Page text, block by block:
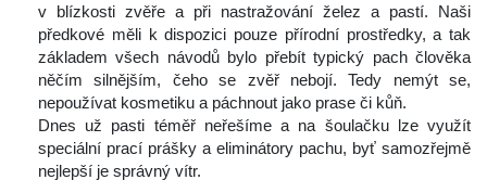
v blízkosti zvěře a při nastražování želez a pastí. Naši
předkové měli k dispozici pouze přírodní prostředky, a tak
základem všech návodů bylo přebít typický pach člověka
něčím silnějším, čeho se zvěř nebojí. Tedy nemýt se,
nepoužívat kosmetiku a páchnout jako prase či kůň.
Dnes už pasti téměř neřešíme a na šoulačku lze využít
peciální prací prášky a eliminátory pachu, byť samozřejmě
nejlepší je správný vítr.